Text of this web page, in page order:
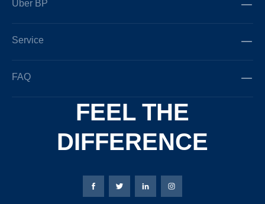
Über BP
Service
FAQ
FEEL THE
DIFFERENCE
Bierbaum-Proenen Facebook-Seite
Bierbaum-Proenen Twitter Seite
Bierbaum-Proenen LinkedIn
Bierbaum-Proenen